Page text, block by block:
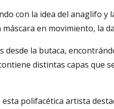
con la idea del anaglifo
en movimiento, la
desde la butaca,
distintas capas que
polifacética artista